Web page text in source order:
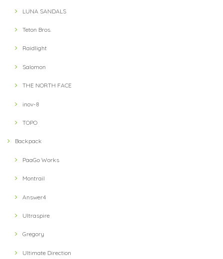
LUNA SANDALS
Teton Bros.
Raidlight
Salomon
THE NORTH FACE
inov-8
TOPO
Backpack
PaaGo Works
Montrail
Answer4
Ultraspire
Gregory
Ultimate Direction